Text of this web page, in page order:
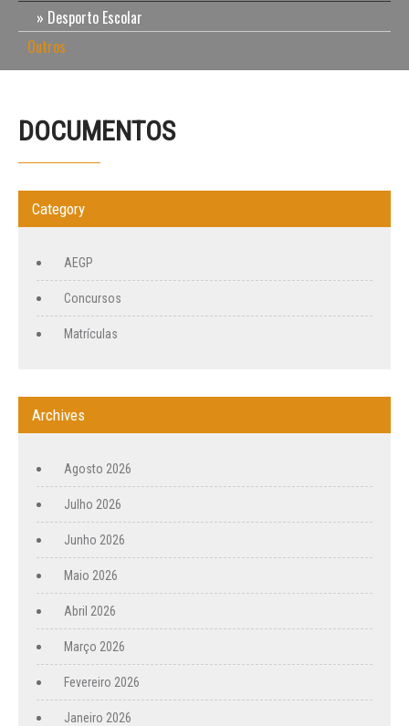
Desporto Escolar
Outros
DOCUMENTOS
Category
AEGP
Concursos
Matrículas
Archives
Agosto 2026
Julho 2026
Junho 2026
Maio 2026
Abril 2026
Março 2026
Fevereiro 2026
Janeiro 2026